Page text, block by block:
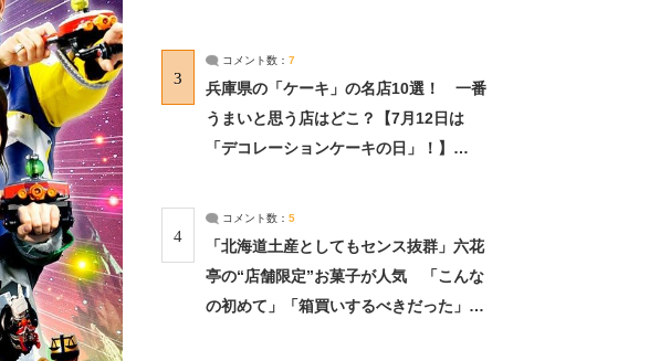
3
コメント数： 7
兵庫県の「ケーキ」の名店10選！ 一番
うまいと思う店はどこ？【7月12日は
「デコレーションケーキの日」！】
4
コメント数： 5
「北海道土産としてもセンス抜群」六花
亭の“店舗限定”お菓子が人気 「こんな
の初めて」「箱買いするべきだった」